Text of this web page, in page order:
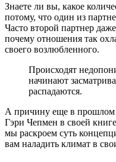
Знаете ли вы, какое
потому, что один из
Часто второй партнер
почему отношения так
своего возлюбленного.
Происходят
начинают
распадаются.
А причину еще в прошлом
Гэри Чепмен в своей
мы раскроем суть
вам наладить климат в